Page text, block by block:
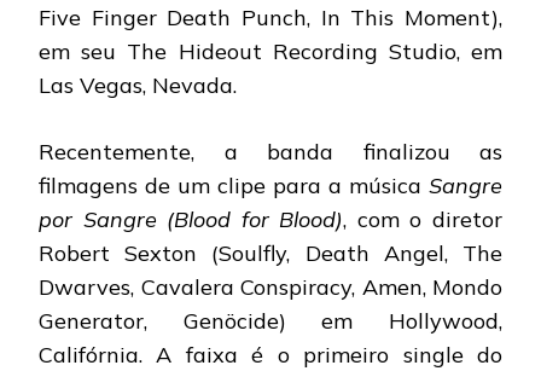
Five Finger Death Punch, In This Moment),
em seu The Hideout Recording Studio, em
Las Vegas, Nevada.
Recentemente, a banda finalizou as
filmagens de um clipe para a música Sangre
por Sangre (Blood for Blood), com o diretor
Robert Sexton (Soulfly, Death Angel, The
Dwarves, Cavalera Conspiracy, Amen, Mondo
Generator, Genöcide) em Hollywood,
Califórnia. A faixa é o primeiro single do